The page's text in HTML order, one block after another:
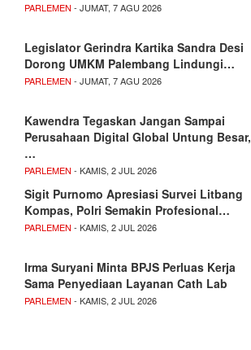
PARLEMEN - JUMAT, 7 AGU 2026
Legislator Gerindra Kartika Sandra Desi
Dorong UMKM Palembang Lindungi…
PARLEMEN - JUMAT, 7 AGU 2026
Kawendra Tegaskan Jangan Sampai
Perusahaan Digital Global Untung Besar,
…
PARLEMEN - KAMIS, 2 JUL 2026
Sigit Purnomo Apresiasi Survei Litbang
Kompas, Polri Semakin Profesional…
PARLEMEN - KAMIS, 2 JUL 2026
Irma Suryani Minta BPJS Perluas Kerja
Sama Penyediaan Layanan Cath Lab
PARLEMEN - KAMIS, 2 JUL 2026